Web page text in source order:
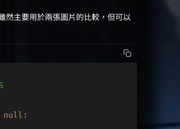
然主要用於兩張圖片的比較，但可以
null: